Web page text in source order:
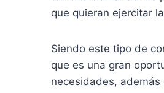
que quieran ejercitar
Siendo este tipo de
que es una gran
necesidades,